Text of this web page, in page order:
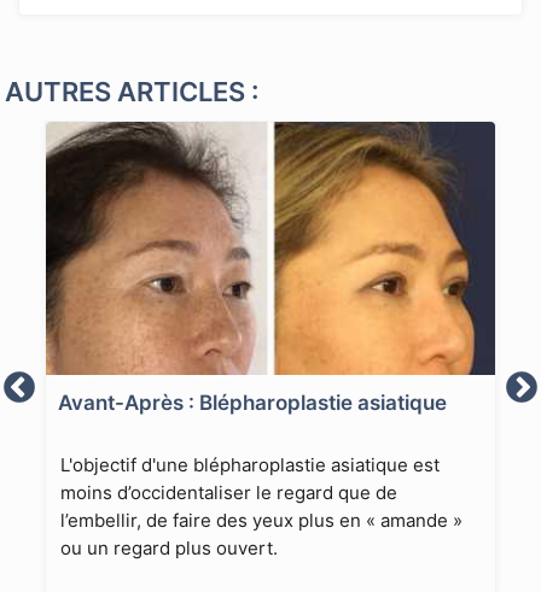
AUTRES ARTICLES :
Avant-Après : Blépharoplastie asiatique
L'objectif d'une blépharoplastie asiatique est
moins d’occidentaliser le regard que de
l’embellir, de faire des yeux plus en « amande »
ou un regard plus ouvert.